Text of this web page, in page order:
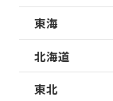
東海
北海道
東北